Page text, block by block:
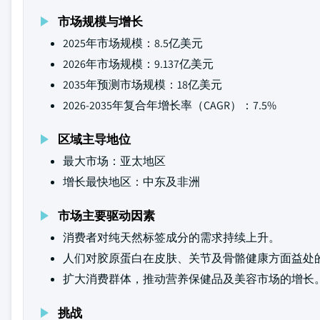
市场规模与增长
2025年市场规模：8.5亿美元
2026年市场规模：9.137亿美元
2035年预测市场规模：18亿美元
2026-2035年复合年增长率（CAGR）：7.5%
区域主导地位
最大市场：亚太地区
增长最快地区：中东及非洲
市场主要驱动因素
消费者对纯天然标签成分的需求持续上升。
人们对胶原蛋白在皮肤、关节及骨骼健康方面益处
扩大消费群体，推动营养保健品及美容市场的增长。
挑战